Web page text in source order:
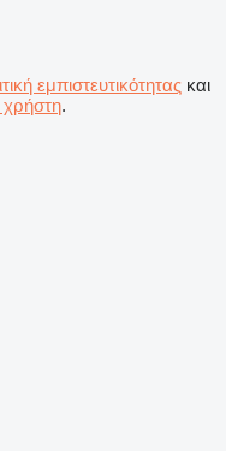
εμπιστευτικότητας και
χρήστη.